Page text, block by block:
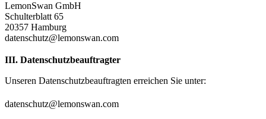
LemonSwan GmbH
Schulterblatt 65
20357 Hamburg
datenschutz@lemonswan.com
III. Datenschutzbeauftragter
Unseren Datenschutzbeauftragten erreichen Sie unter:
datenschutz@lemonswan.com